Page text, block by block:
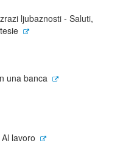
ljubaznosti - Saluti,
una banca
lavoro